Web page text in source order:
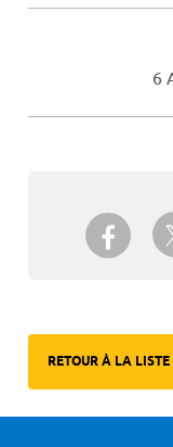
6
RETOUR À LA LISTE